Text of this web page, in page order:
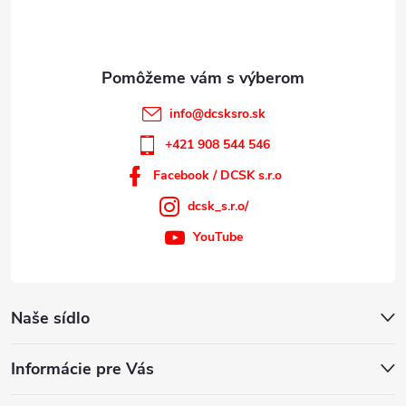
Naše sídlo
Informácie pre Vás
info@dcsksro.sk
+421 908 544 546
Facebook / DCSK s.r.o
dcsk_s.r.o/
YouTube